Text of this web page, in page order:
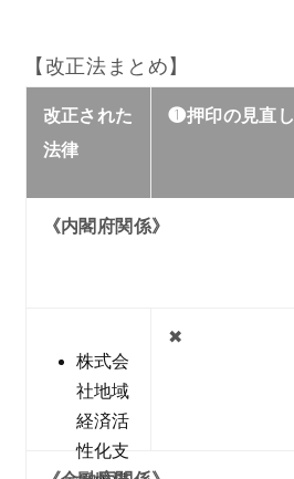
【改正法まとめ】
改正された
法律
❶押印の見直し
《内閣府関係》
株式会
社地域
経済活
性化支
✖︎